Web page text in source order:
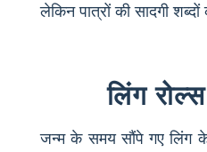
लेकिन पात्रों की सादगी
लिंग
जन्म के समय सौंपे गए लिंग